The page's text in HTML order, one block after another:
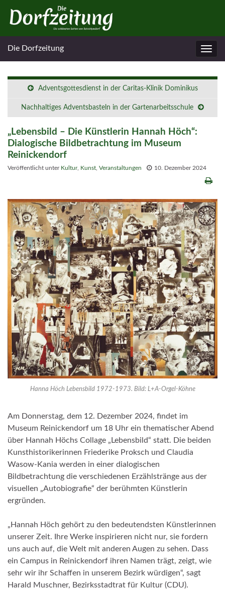
Die Dorfzeitung
Adventsgottesdienst in der Caritas-Klinik Dominikus
Nachhaltiges Adventsbasteln in der Gartenarbeitsschule
„Lebensbild – Die Künstlerin Hannah Höch“:
Dialogische Bildbetrachtung im Museum
Reinickendorf
Veröffentlicht unter Kultur, Kunst Veranstaltungen 10. Dezember 2024
Hanna Höch Lebensbild 1972-1973. Bild: L+A-Orgel-Köhne
Am Donnerstag, dem 12. Dezember 2024, findet im
Museum Reinickendorf um 18 Uhr ein thematischer Abend
über Hannah Höchs Collage „Lebensbild“ statt. Die beiden
Kunsthistorikerinnen Friederike Proksch und Claudia
Wasow-Kania werden in einer dialogischen
Bildbetrachtung die verschiedenen Erzählstränge aus der
visuellen „Autobiografie“ der berühmten Künstlerin
ergründen.
„Hannah Höch gehört zu den bedeutendsten Künstlerinnen
unserer Zeit. Ihre Werke inspirieren nicht nur, sie fordern
uns auch auf, die Welt mit anderen Augen zu sehen. Dass
ein Campus in Reinickendorf ihren Namen trägt, zeigt, wie
sehr wir ihr Schaffen in unserem Bezirk würdigen“, sagt
Harald Muschner, Bezirksstadtrat für Kultur (CDU).